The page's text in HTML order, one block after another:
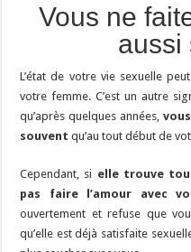
Vous ne
aussi
L’état de votre vie sexuelle
votre femme. C’est un autre
qu’après quelques années,
souvent qu’au tout début de
Cependant, si elle trouve
pas faire l’amour avec
ouvertement et refuse que
qu’elle est déjà satisfaite